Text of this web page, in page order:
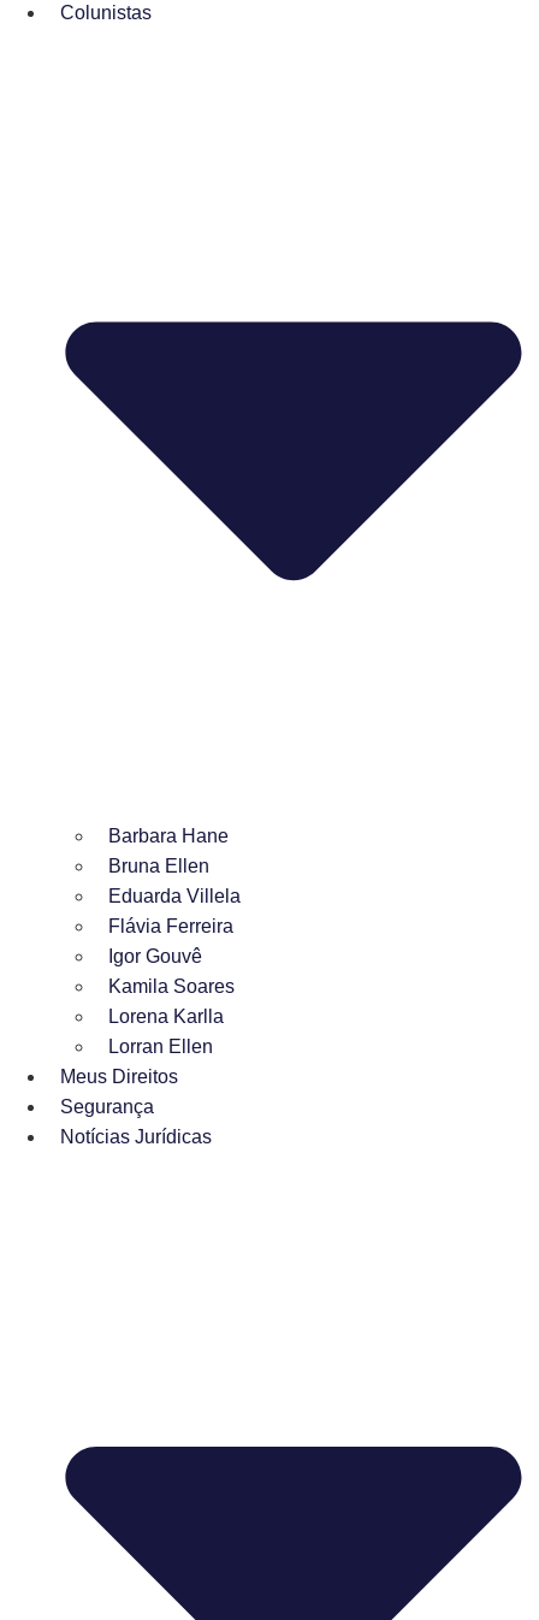
Colunistas
Barbara Hane
Bruna Ellen
Eduarda Villela
Flávia Ferreira
Igor Gouvê
Kamila Soares
Lorena Karlla
Lorran Ellen
Meus Direitos
Segurança
Notícias Jurídicas